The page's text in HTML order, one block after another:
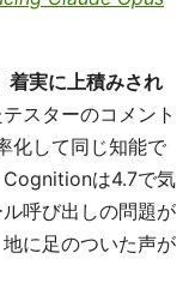
着実に上積みされ
スターのコメント
化して同じ知能で
Cognitionは4.7で気
呼び出しの問題が
に足のついた声が